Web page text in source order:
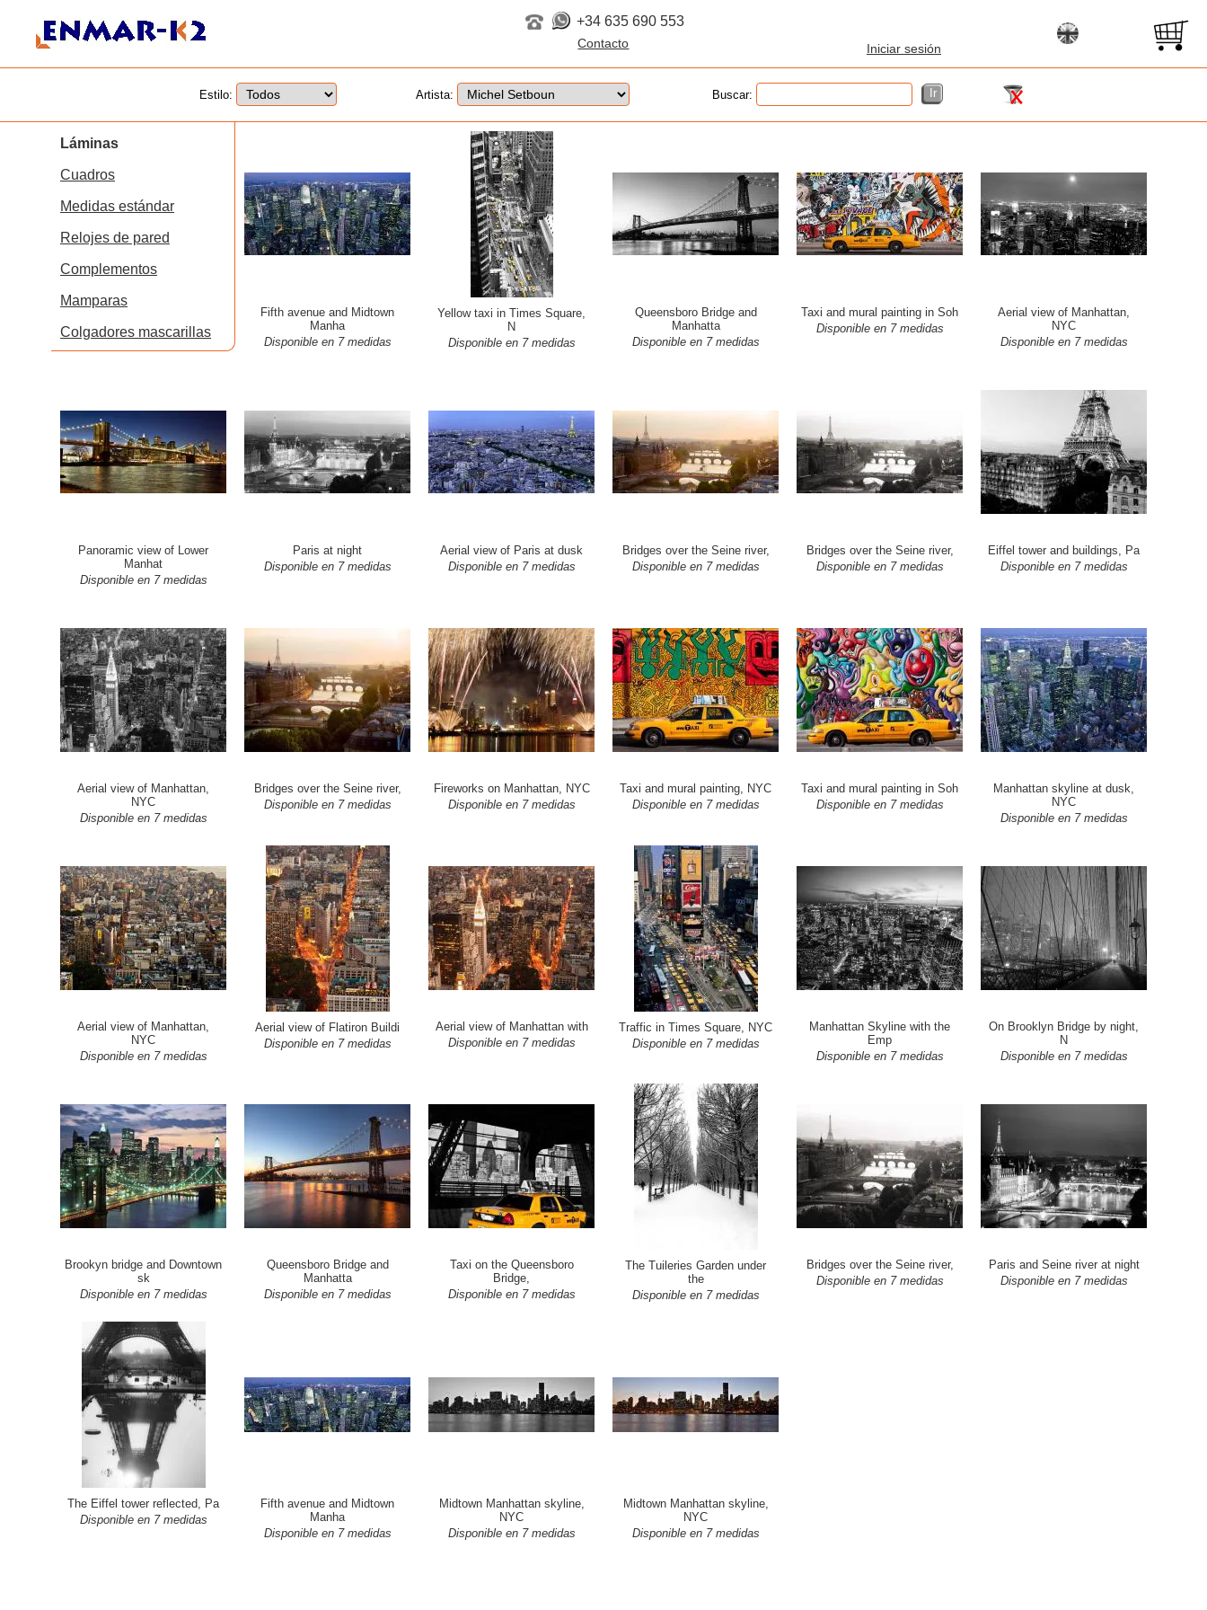
+34 635 690 553
Iniciar sesión
Estilo: Artista: Buscar:
Láminas
Cuadros
Medidas estándar
Relojes de pared
Complementos
Mamparas
Colgadores mascarillas
Fifth avenue and Midtown
Manha
Disponible en 7 medidas
Yellow taxi in Times Square,
N
Disponible en 7 medidas
Queensboro Bridge and
Manhatta
Disponible en 7 medidas
Taxi and mural painting in Soh
Disponible en 7 medidas
Aerial view of Manhattan,
NYC
Disponible en 7 medidas
Panoramic view of Lower
Manhat
Disponible en 7 medidas
Paris at night
Disponible en 7 medidas
Aerial view of Paris at dusk
Disponible en 7 medidas
Bridges over the Seine river,
Disponible en 7 medidas
Bridges over the Seine river,
Disponible en 7 medidas
Eiffel tower and buildings, Pa
Disponible en 7 medidas
Aerial view of Manhattan,
NYC
Disponible en 7 medidas
Bridges over the Seine river,
Disponible en 7 medidas
Fireworks on Manhattan, NYC
Disponible en 7 medidas
Taxi and mural painting, NYC
Disponible en 7 medidas
Taxi and mural painting in Soh
Disponible en 7 medidas
Manhattan skyline at dusk,
NYC
Disponible en 7 medidas
Aerial view of Manhattan,
NYC
Disponible en 7 medidas
Aerial view of Flatiron Buildi
Disponible en 7 medidas
Aerial view of Manhattan with
Disponible en 7 medidas
Traffic in Times Square, NYC
Disponible en 7 medidas
Manhattan Skyline with the
Emp
Disponible en 7 medidas
On Brooklyn Bridge by night,
N
Disponible en 7 medidas
Brookyn bridge and Downtown
sk
Disponible en 7 medidas
Queensboro Bridge and
Manhatta
Disponible en 7 medidas
Taxi on the Queensboro
Bridge,
Disponible en 7 medidas
The Tuileries Garden under
the
Disponible en 7 medidas
Bridges over the Seine river,
Disponible en 7 medidas
Paris and Seine river at night
Disponible en 7 medidas
The Eiffel tower reflected, Pa
Disponible en 7 medidas
Fifth avenue and Midtown
Manha
Disponible en 7 medidas
Midtown Manhattan skyline,
NYC
Disponible en 7 medidas
Midtown Manhattan skyline,
NYC
Disponible en 7 medidas